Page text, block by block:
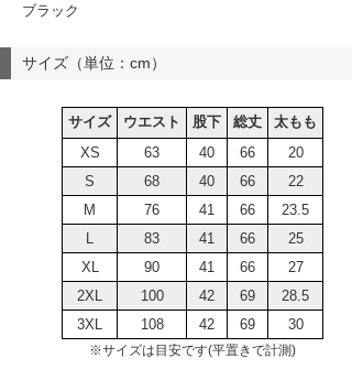
ブラック
サイズ（単位：cm）
サイズ ウエスト 股下 総丈
太もも
XS
63 40 66
20
S
68 40 66
22
M
76 41 66
23.5
L
83 41 66
25
XL
90 41 66
27
2XL
100 42 69
28.5
3XL
108 42 69 30
※サイズは目安です(平置きで計測)